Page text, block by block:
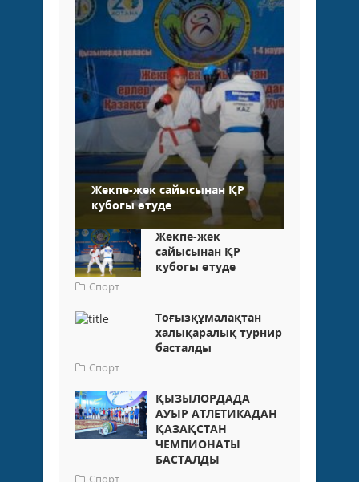
Жекпе-жек сайысынан ҚР
кубогы өтуде
Жекпе-жек
сайысынан ҚР
кубогы өтуде
Спорт
Тоғызқұмалақтан
халықаралық турнир
басталды
Спорт
ҚЫЗЫЛОРДАДА
АУЫР АТЛЕТИКАДАН
ҚАЗАҚСТАН
ЧЕМПИОНАТЫ
БАСТАЛДЫ
Спорт